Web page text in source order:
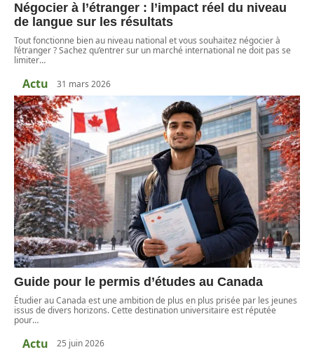
Négocier à l’étranger : l’impact réel du niveau
de langue sur les résultats
Tout fonctionne bien au niveau national et vous souhaitez négocier à
l’étranger ? Sachez qu’entrer sur un marché international ne doit pas se
limiter…
Actu 31 mars 2026
Guide pour le permis d’études au Canada
Étudier au Canada est une ambition de plus en plus prisée par les jeunes
issus de divers horizons. Cette destination universitaire est réputée
pour…
Actu 25 juin 2026